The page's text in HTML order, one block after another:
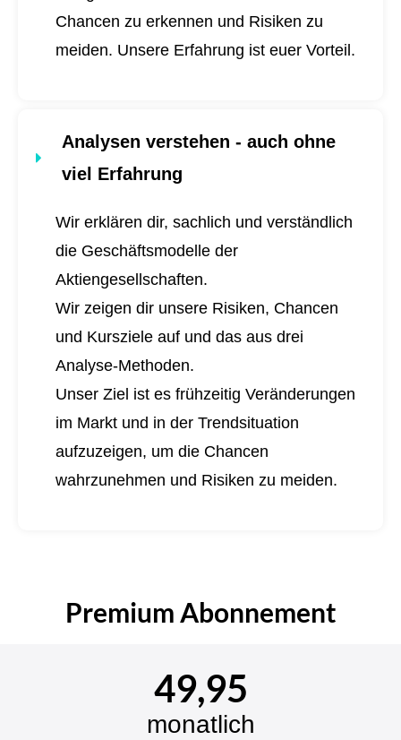
Chancen zu erkennen und Risiken zu
meiden. Unsere Erfahrung ist euer Vorteil.
Analysen verstehen - auch ohne
viel Erfahrung
Wir erklären dir, sachlich und verständlich
die Geschäftsmodelle der
Aktiengesellschaften.
Wir zeigen dir unsere Risiken, Chancen
und Kursziele auf und das aus drei
Analyse-Methoden.
Unser Ziel ist es frühzeitig Veränderungen
im Markt und in der Trendsituation
aufzuzeigen, um die Chancen
wahrzunehmen und Risiken zu meiden.
Premium Abonnement
49,95
monatlich